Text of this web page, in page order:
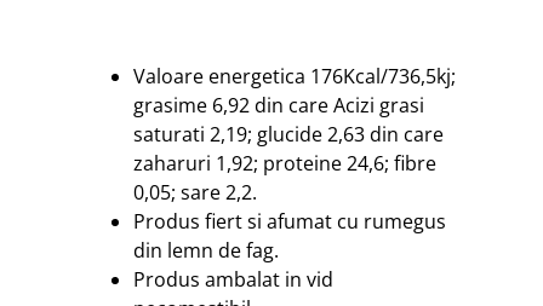
Valoare energetica 176Kcal/736,5kj;
grasime 6,92 din care Acizi grasi
saturati 2,19; glucide 2,63 din care
zaharuri 1,92; proteine 24,6; fibre
0,05; sare 2,2.
Produs fiert si afumat cu rumegus
din lemn de fag.
Produs ambalat in vid